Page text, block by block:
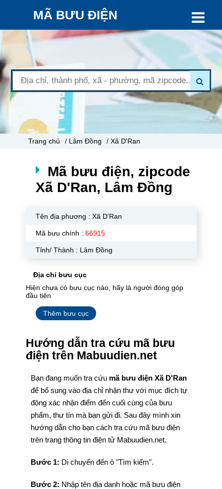
MÃ BƯU ĐIỆN
Trang chủ / Lâm Đồng / Xã D'Ran
Mã bưu điện, zipcode
Xã D'Ran, Lâm Đồng
Tên địa phương : Xã D'Ran
Mã bưu chính : 66915
Tỉnh/ Thành : Lâm Đồng
Địa chỉ bưu cục
Hiện chưa có bưu cục nào, hãy là người đóng góp
đầu tiên
Thêm bưu cục
Hướng dẫn tra cứu mã bưu
điện trên Mabuudien.net
Bạn đang muốn tra cứu mã bưu điện Xã D'Ran
để bổ sung vào địa chỉ nhận thư với mục đích tự
động xác nhận điểm đến cuối cùng của bưu
phẩm, thư tín mà bạn gửi đi. Sau đây mình xin
hướng dẫn cho bạn cách tra cứu mã bưu điện
trên trang thông tin điện tử Mabuudien.net.
Bước 1: Di chuyển đến ô "Tìm kiếm".
Bước 2: Nhập tên địa danh hoặc mã bưu điện